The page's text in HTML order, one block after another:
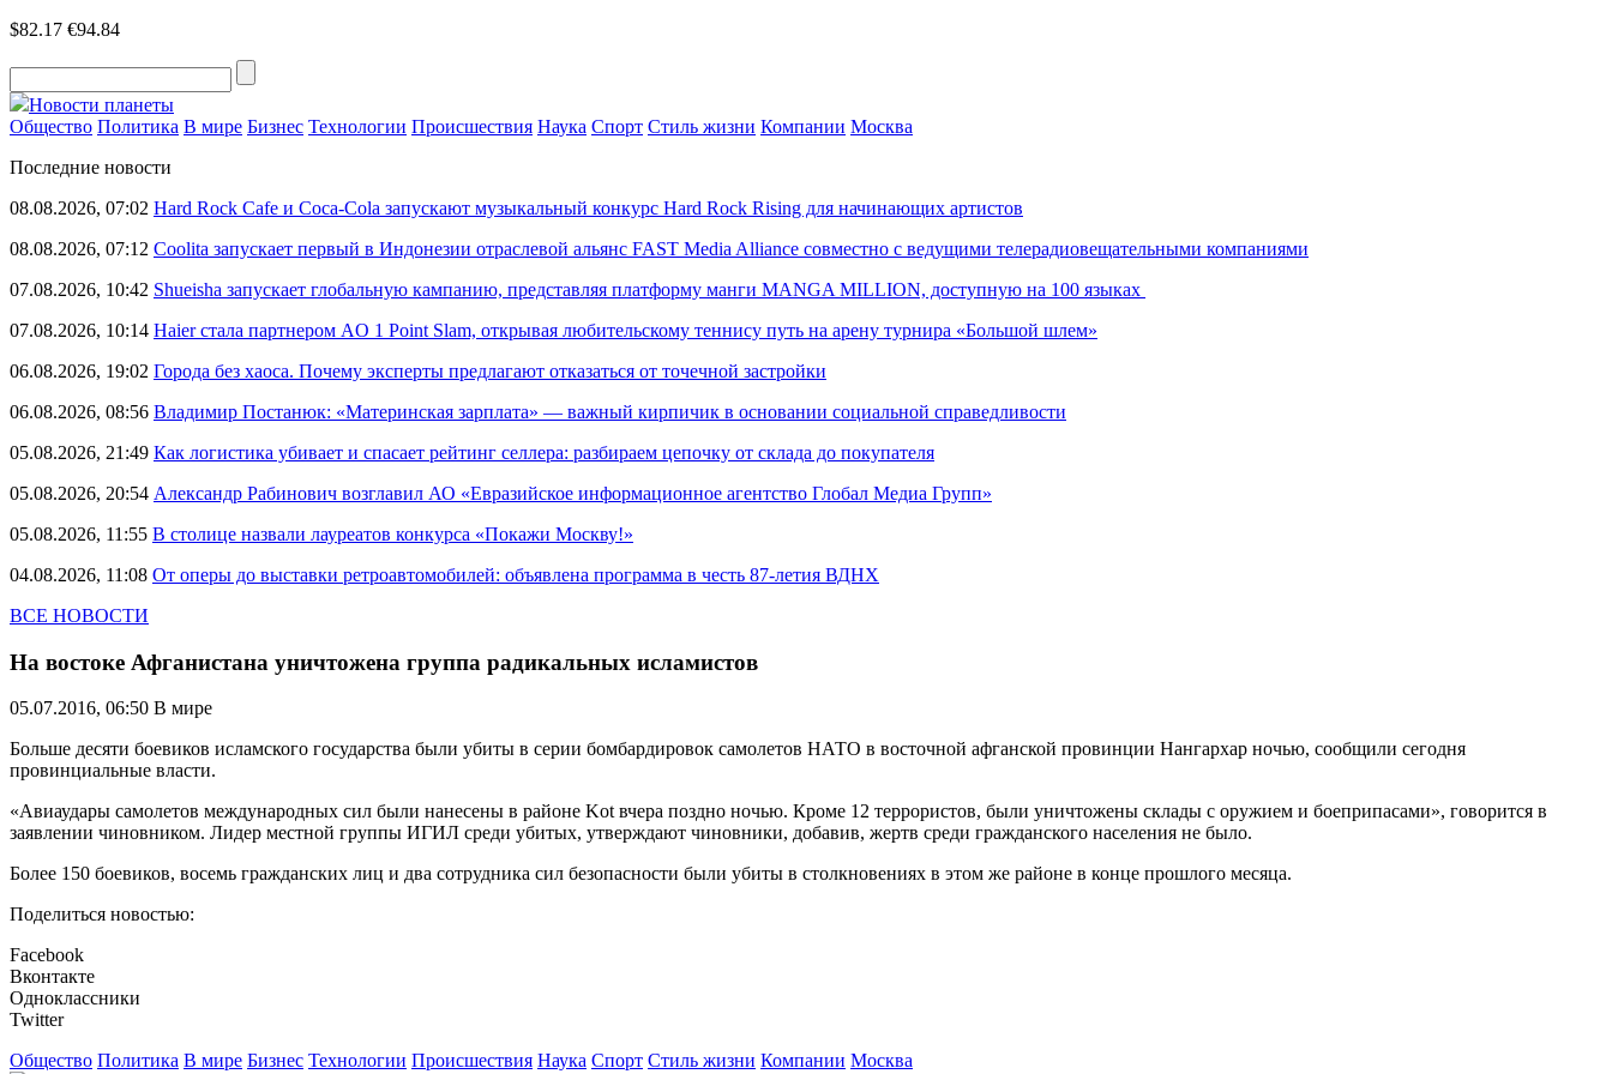
$82.17 €94.84
Новости планеты
Общество Политика В мире Бизнес Технологии Происшествия Наука Спорт Стиль жизни Компании Москва
Последние новости
08.08.2026, 07:02 Hard Rock Cafe и Coca-Cola запускают музыкальный конкурс Hard Rock Rising для начинающих артистов
08.08.2026, 07:12 Coolita запускает первый в Индонезии отраслевой альянс FAST Media Alliance совместно с ведущими телерадиовещательными компаниями
07.08.2026, 10:42 Shueisha запускает глобальную кампанию, представляя платформу манги MANGA MILLION, доступную на 100 языках
07.08.2026, 10:14 Haier стала партнером AO 1 Point Slam, открывая любительскому теннису путь на арену турнира «Большой шлем»
06.08.2026, 19:02 Города без хаоса. Почему эксперты предлагают отказаться от точечной застройки
06.08.2026, 08:56 Владимир Постанюк: «Материнская зарплата» — важный кирпичик в основании социальной справедливости
05.08.2026, 21:49 Как логистика убивает и спасает рейтинг селлера: разбираем цепочку от склада до покупателя
05.08.2026, 20:54 Александр Рабинович возглавил АО «Евразийское информационное агентство Глобал Медиа Групп»
05.08.2026, 11:55 В столице назвали лауреатов конкурса «Покажи Москву!»
04.08.2026, 11:08 От оперы до выставки ретроавтомобилей: объявлена программа в честь 87-летия ВДНХ
ВСЕ НОВОСТИ
На востоке Афганистана уничтожена группа радикальных исламистов
05.07.2016, 06:50 В мире
Больше десяти боевиков исламского государства были убиты в серии бомбардировок самолетов НАТО в восточной афганской провинции Нангархар ночью, сообщили сегодня
провинциальные власти.
«Авиаудары самолетов международных сил были нанесены в районе Kot вчера поздно ночью. Кроме 12 террористов, были уничтожены склады с оружием и боеприпасами», говорится в
заявлении чиновником. Лидер местной группы ИГИЛ среди убитых, утверждают чиновники, добавив, жертв среди гражданского населения не было.
Более 150 боевиков, восемь гражданских лиц и два сотрудника сил безопасности были убиты в столкновениях в этом же районе в конце прошлого месяца.
Поделиться новостью:
Facebook
Вконтакте
Одноклассники
Twitter
Общество Политика В мире Бизнес Технологии Происшествия Наука Спорт Стиль жизни Компании Москва